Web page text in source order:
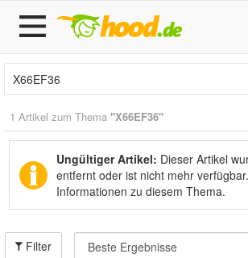
1 Artikel zum Thema "X66EF36"
Ungültiger Artikel: Dieser Artikel
entfernt oder ist nicht mehr verfügbar.
Informationen zu diesem Thema.
Filter